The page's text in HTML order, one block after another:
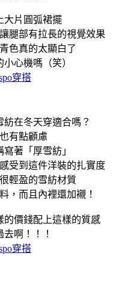
大片圓弧裙擺
腿部有拉長的視覺效果
色真的太顯白了
心機嗎（笑）
在冬天穿適合嗎？
有點顧慮
著「厚雪紡」
受到這件洋裝的扎實度
輕盈的雪紡材質
，而且內裡還加襯！
的價錢配上這樣的質感
啊！！！